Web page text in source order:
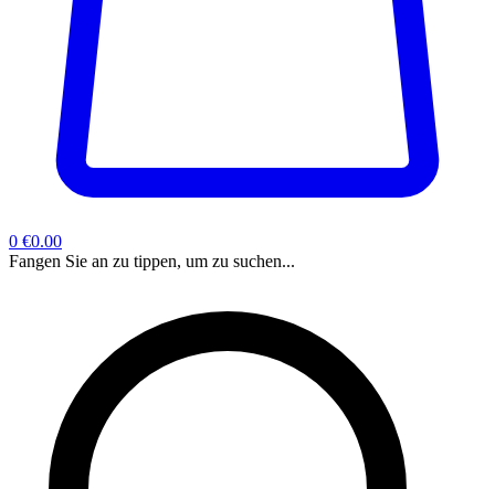
0 €0.00
Fangen Sie an zu tippen, um zu suchen...